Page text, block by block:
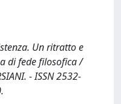
Un ritratto e
di fede filosofica /
- ISSN 2532-